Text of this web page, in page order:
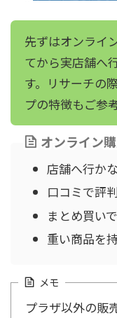
先ずはオンライ
てから実店舗へ
す。リサーチの
プの特徴もご参
オンライン
店舗へ行か
口コミで評
まとめ買い
重い商品を
メモ
プラザ以外の販